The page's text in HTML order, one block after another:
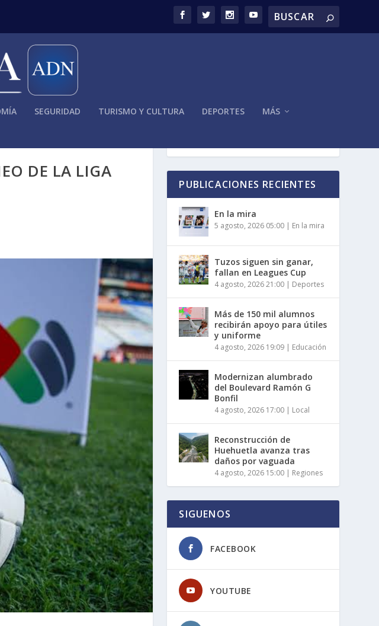
SEGURIDAD TURISMO Y CULTURA DEPORTES MÁS
DE LA LIGA
PUBLICACIONES RECIENTES
En la mira
5 agosto, 2026 05:00 | En la mira
Tuzos siguen sin ganar,
fallan en Leagues Cup
4 agosto, 2026 21:00 | Deportes
Más de 150 mil alumnos
recibirán apoyo para útiles
y uniforme
4 agosto, 2026 19:09 | Educación
Modernizan alumbrado
del Boulevard Ramón G
Bonfil
4 agosto, 2026 17:00 | Local
Reconstrucción de
Huehuetla avanza tras
daños por vaguada
4 agosto, 2026 15:00 | Regiones
SIGUENOS
FACEBOOK
YOUTUBE